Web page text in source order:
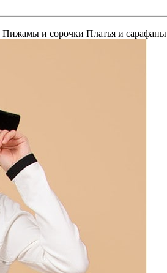
Пижамы и сорочки Платья и сарафаны